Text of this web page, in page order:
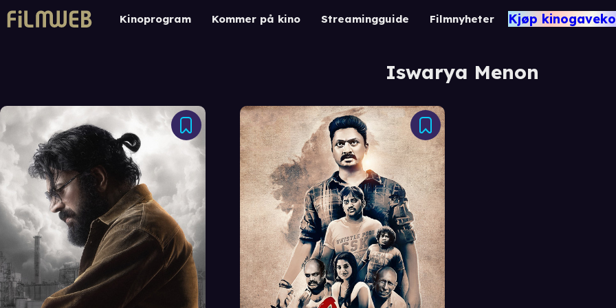
Kinoprogram Kommer på kino Streamingguide Filmnyheter Kjøp
Iswarya Menon